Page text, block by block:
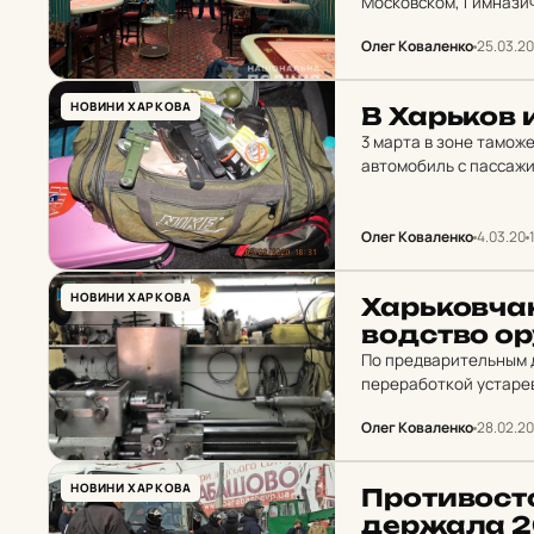
Олег Коваленко25.03.20
НОВИНИ ХАРКОВА В Харь­ков
3 марта в зоне
автомобиль с
Олег Коваленко4.03.20
НОВИНИ ХАРКОВА
вод­ство
По предварительным
переработкой
Олег Коваленко28.02.20
НОВИНИ ХАРКОВА
дер­жа­ла